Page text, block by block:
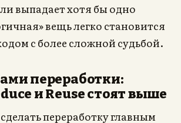
выпадает хотя бы одно
вещь легко становится
с более сложной судьбой.
переработки:
и Reuse стоят выше
переработку главным